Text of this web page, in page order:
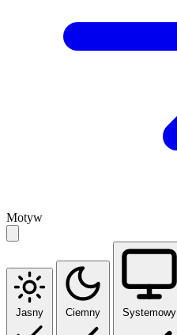
Motyw
Jasny Ciemny Systemowy